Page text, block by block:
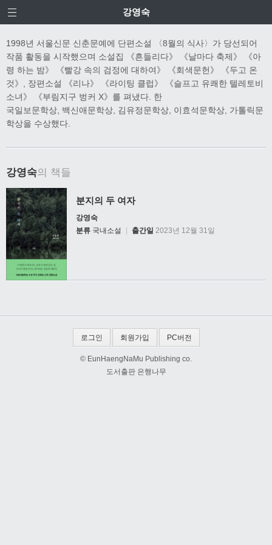
강영숙
1998년 서울신문 신춘문예에 단편소설 〈8월의 식사〉가 당선되어
작품 활동을 시작했으며 소설집 《흔들리다》 《날마다 축제》 《아
령 하는 밤》 《빨강 속의 검정에 대하여》 《회색문헌》 《두고 온
것》, 장편소설 《리나》 《라이팅 클럽》 《슬프고 유쾌한 텔레토비
소녀》 《부림지구 벙커 X》를 펴냈다. 한
국일보문학상, 백신애문학상, 김유정문학상, 이효석문학상, 가톨릭문
학상을 수상했다.
강영숙의 책들
분지의 두 여자
강영숙
분류 국내소설 출간일 2023년 12월 31일
로그인 회원가입 PC버전
© EunHaengNaMu Publishing co.
도서출판 은행나무